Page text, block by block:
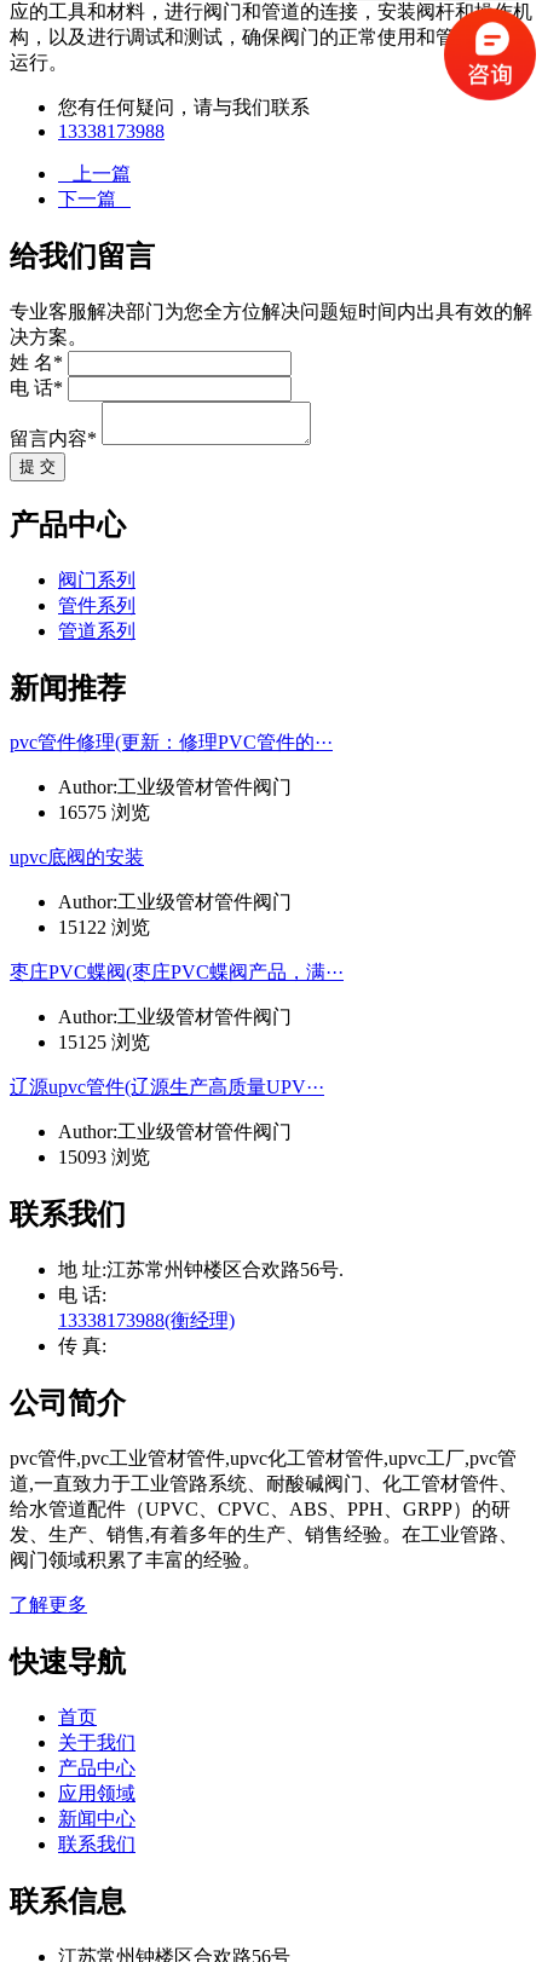
应的工具和材料，进行阀门和管道的连接，安装阀杆和操作机
构，以及进行调试和测试，确保阀门的正常使用和管道的安全
运行。
您有任何疑问，请与我们联系
13338173988
上一篇
下一篇
给我们留言
专业客服解决部门为您全方位解决问题短时间内出具有效的解
决方案。
姓 名*
电 话*
留言内容*
提 交
产品中心
阀门系列
管件系列
管道系列
新闻推荐
pvc管件修理(更新：修理PVC管件的···
Author:工业级管材管件阀门
16575 浏览
upvc底阀的安装
Author:工业级管材管件阀门
15122 浏览
枣庄PVC蝶阀(枣庄PVC蝶阀产品，满···
Author:工业级管材管件阀门
15125 浏览
辽源upvc管件(辽源生产高质量UPV···
Author:工业级管材管件阀门
15093 浏览
联系我们
地 址:江苏常州钟楼区合欢路56号.
电 话:
13338173988(衡经理)
传 真:
公司简介
pvc管件,pvc工业管材管件,upvc化工管材管件,upvc工厂,pvc管
道,一直致力于工业管路系统、耐酸碱阀门、化工管材管件、
给水管道配件（UPVC、CPVC、ABS、PPH、GRPP）的研
发、生产、销售,有着多年的生产、销售经验。在工业管路、
阀门领域积累了丰富的经验。
了解更多
快速导航
首页
关于我们
产品中心
应用领域
新闻中心
联系我们
联系信息
江苏常州钟楼区合欢路56号